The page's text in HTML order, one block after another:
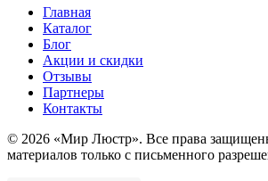
Главная
Каталог
Блог
Акции и скидки
Отзывы
Партнеры
Контакты
© 2026 «Мир Люстр». Все права
материалов только с письменного